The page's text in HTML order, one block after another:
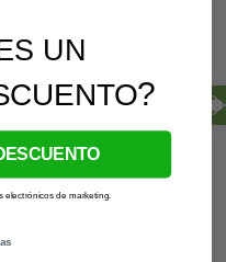
UN
?
electrónicos de marketing.